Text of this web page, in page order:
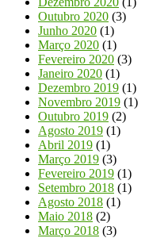
Outubro 2020 (3)
Junho 2020 (1)
Março 2020 (1)
Fevereiro 2020 (3)
Janeiro 2020 (1)
Dezembro 2019 (1)
Novembro 2019 (1)
Outubro 2019 (2)
Agosto 2019 (1)
Abril 2019 (1)
Março 2019 (3)
Fevereiro 2019 (1)
Setembro 2018 (1)
Agosto 2018 (1)
Maio 2018 (2)
Março 2018 (3)